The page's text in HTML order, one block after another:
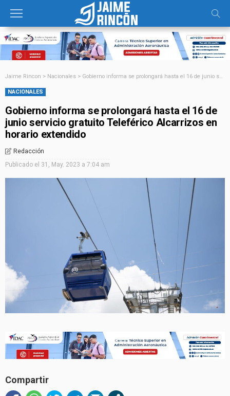
Jaime Rincon > Nacionales > Gobierno informa se prolongará hasta el 16 de junio servicio gratuito Teleférico Alcarrizos en horario extendido
NACIONALES
Gobierno informa se prolongará hasta el 16 de
junio servicio gratuito Teleférico Alcarrizos en
horario extendido
Redacción
Publicado el 31, May. 2023 a 7:04 am
Compartir